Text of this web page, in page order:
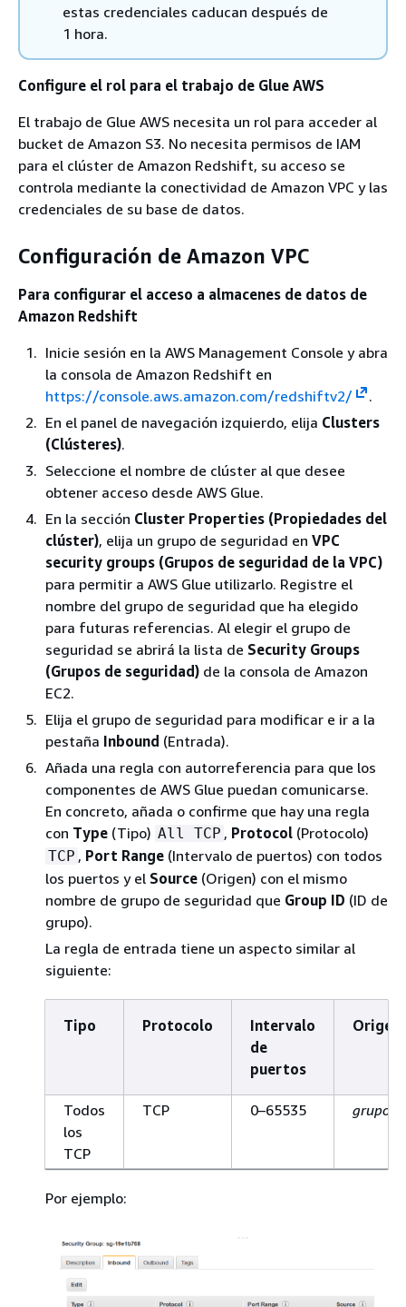
estas credenciales caducan después de
1 hora.
Configure el rol para el trabajo de Glue AWS
El trabajo de Glue AWS necesita un rol para acceder al
bucket de Amazon S3. No necesita permisos de IAM
para el clúster de Amazon Redshift, su acceso se
controla mediante la conectividad de Amazon VPC y las
credenciales de su base de datos.
Configuración de Amazon VPC
Para configurar el acceso a almacenes de datos de
Amazon Redshift
Inicie sesión en la AWS Management Console y abra
la consola de Amazon Redshift en
https://console.aws.amazon.com/redshiftv2/
.
En el panel de navegación izquierdo, elija Clusters
(Clústeres).
Seleccione el nombre de clúster al que desee
obtener acceso desde AWS Glue.
En la sección Cluster Properties (Propiedades del
clúster), elija un grupo de seguridad en VPC
security groups (Grupos de seguridad de la VPC)
para permitir a AWS Glue utilizarlo. Registre el
nombre del grupo de seguridad que ha elegido
para futuras referencias. Al elegir el grupo de
seguridad se abrirá la lista de Security Groups
(Grupos de seguridad) de la consola de Amazon
EC2.
Elija el grupo de seguridad para modificar e ir a la
pestaña Inbound (Entrada).
Añada una regla con autorreferencia para que los
componentes de AWS Glue puedan comunicarse.
En concreto, añada o confirme que hay una regla
con Type (Tipo) All TCP , Protocol (Protocolo)
TCP , Port Range (Intervalo de puertos) con todos
los puertos y el Source (Origen) con el mismo
nombre de grupo de seguridad que Group ID (ID de
grupo).
La regla de entrada tiene un aspecto similar al
siguiente:
Tipo Protocolo
Intervalo
de
puertos
Origen
Todos
los
TCP
TCP 0–65535
Por ejemplo: